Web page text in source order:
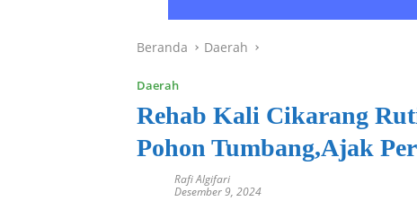
Beranda Daerah
Daerah
Rehab Kali Cikarang
Pohon Tumbang,Ajak
Rafi Algifari
Desember 9, 2024